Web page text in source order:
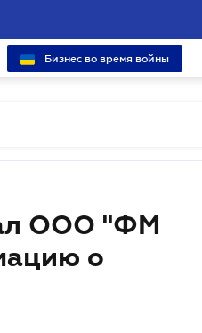
Бизнес во время войны
ООО "ФМ
о